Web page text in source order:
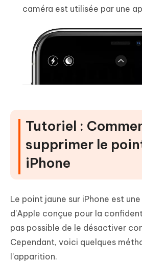
caméra est utilisée par une
Tutoriel :
supprimer le
iPhone
Le point jaune sur iPhone est
d’Apple conçue pour la
pas possible de le désactiver
Cependant, voici quelques
l’apparition.